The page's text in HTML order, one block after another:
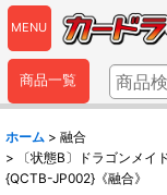
MENU
商品一覧
ホーム > 融合
>
〔状態B〕ドラゴンメイ
{QCTB-JP002}《融合》